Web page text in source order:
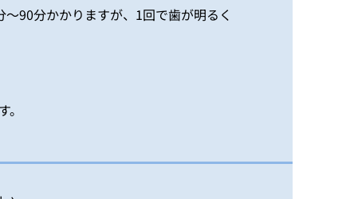
90分かかりますが、1回で歯が明るく